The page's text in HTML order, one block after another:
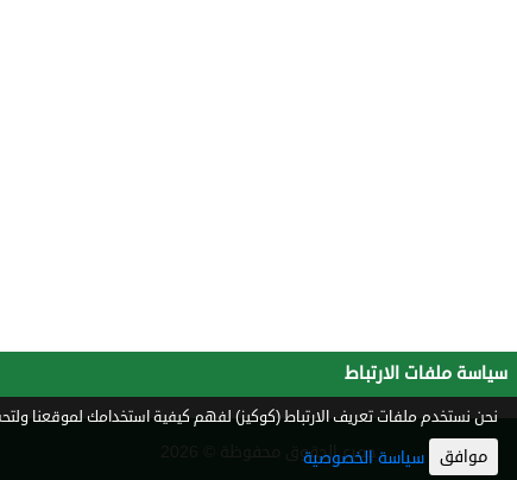
جميع الحقوق محفوظة © 2026
سياسة ملفات الارتباط
نحن نستخدم ملفات تعريف الارتباط (كوكيز) لفهم كيفية استخدامك لموقعنا
موافق سياسة الخصوصية